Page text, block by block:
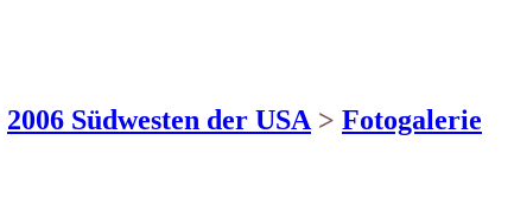
2006 Südwesten der USA > Fotogalerie